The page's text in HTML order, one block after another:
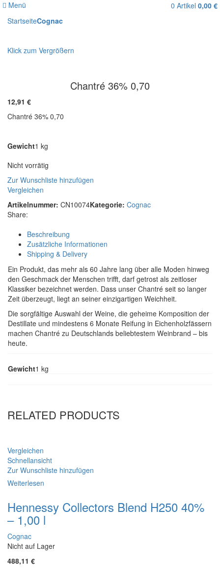
Menü 0 Artikel 0,00 €
StartseiteCognac
Klick zum Vergrößern
Chantré 36% 0,70
12,91 €
Chantré 36% 0,70
Gewicht1 kg
Nicht vorrätig
Zur Wunschliste hinzufügen
Vergleichen
Artikelnummer: CN10074Kategorie: Cognac
Share:
Beschreibung
Zusätzliche Informationen
Shipping & Delivery
Ein Produkt, das mehr als 60 Jahre lang über alle Moden hinweg
den Geschmack der Menschen trifft, darf getrost als zeitloser
Klassiker bezeichnet werden. Dass unser Chantré seit so langer
Zeit überzeugt, liegt an seiner einzigartigen Weichheit.
Die sorgfältige Auswahl der Weine, die geheime Komposition der
Destillate und mindestens 6 Monate Reifung in Eichenholzfässern
machen Chantré zu Deutschlands beliebtestem Weinbrand – bis
heute.
Gewicht1 kg
RELATED PRODUCTS
Vergleichen
Schnellansicht
Zur Wunschliste hinzufügen
Weiterlesen
Hennessy Collectors Blend H250 40%
– 1,00 l
Cognac
Nicht auf Lager
488,11 €